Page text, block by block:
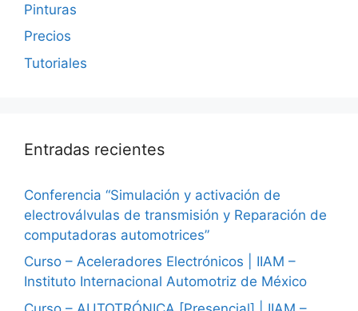
Pinturas
Precios
Tutoriales
Entradas recientes
Conferencia “Simulación y activación de
electroválvulas de transmisión y Reparación de
computadoras automotrices”
Curso – Aceleradores Electrónicos | IIAM –
Instituto Internacional Automotriz de México